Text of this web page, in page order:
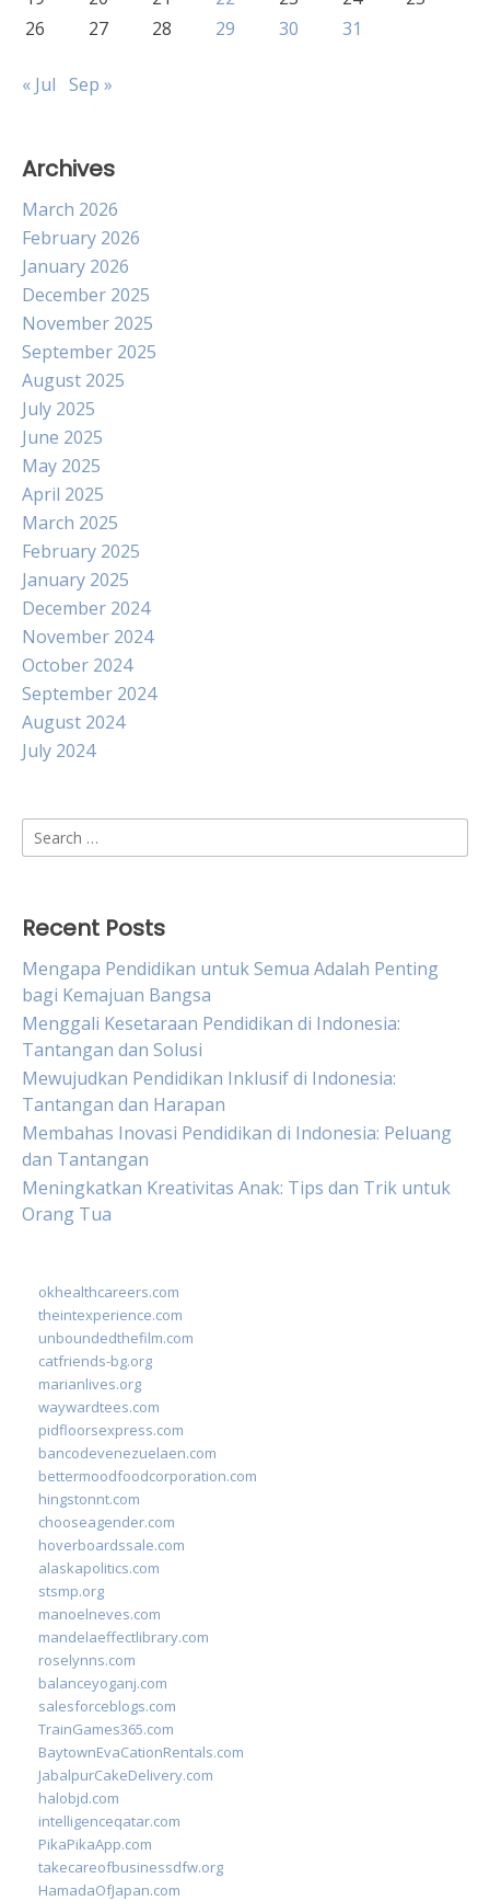
26
27 28 29 30 31
« Jul Sep »
Archives
March 2026
February 2026
January 2026
December 2025
November 2025
September 2025
August 2025
July 2025
June 2025
May 2025
April 2025
March 2025
February 2025
January 2025
December 2024
November 2024
October 2024
September 2024
August 2024
July 2024
Search
for:
Recent Posts
Mengapa Pendidikan untuk Semua Adalah Penting
bagi Kemajuan Bangsa
Menggali Kesetaraan Pendidikan di Indonesia:
Tantangan dan Solusi
Mewujudkan Pendidikan Inklusif di Indonesia:
Tantangan dan Harapan
Membahas Inovasi Pendidikan di Indonesia: Peluang
dan Tantangan
Meningkatkan Kreativitas Anak: Tips dan Trik untuk
Orang Tua
okhealthcareers.com
theintexperience.com
unboundedthefilm.com
catfriends-bg.org
marianlives.org
waywardtees.com
pidfloorsexpress.com
bancodevenezuelaen.com
bettermoodfoodcorporation.com
hingstonnt.com
chooseagender.com
hoverboardssale.com
alaskapolitics.com
stsmp.org
manoelneves.com
mandelaeffectlibrary.com
roselynns.com
balanceyoganj.com
salesforceblogs.com
TrainGames365.com
BaytownEvaCationRentals.com
JabalpurCakeDelivery.com
halobjd.com
intelligenceqatar.com
PikaPikaApp.com
takecareofbusinessdfw.org
HamadaOfJapan.com